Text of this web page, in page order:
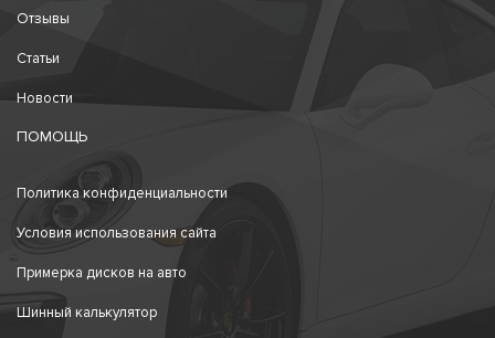
Отзывы
Статьи
Новости
ПОМОЩЬ
Политика конфиденциальности
Условия использования сайта
Примерка дисков на авто
Шинный калькулятор